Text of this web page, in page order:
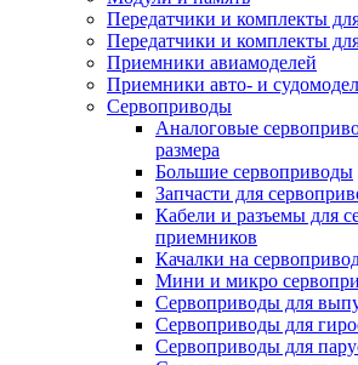
Передатчики и комплекты
Передатчики и комплекты
Приемники авиамоделей
Приемники авто- и
Сервоприводы
Аналоговые
размера
Большие сервоприводы
Запчасти для
Кабели и разъемы для
приемников
Качалки на
Мини и микро
Сервоприводы для
Сервоприводы для
Сервоприводы для